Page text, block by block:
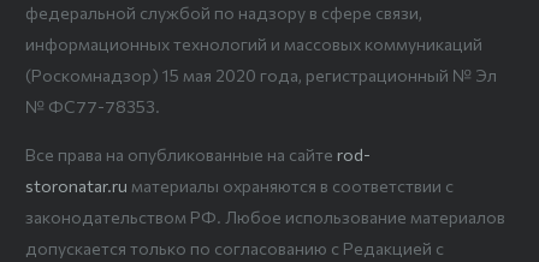
федеральной службой по надзору в сфере связи,
информационных технологий и массовых коммуникаций
(Роскомнадзор) 15 мая 2020 года, регистрационный № Эл
№ ФС77-78353.
Все права на опубликованные на сайте rod-
storonatar.ru материалы охраняются в соответствии с
законодательством РФ. Любое использование материалов
допускается только по согласованию с Редакцией с